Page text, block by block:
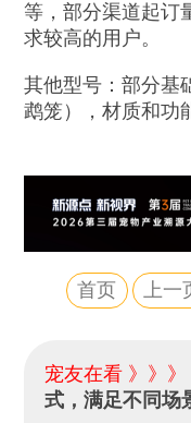
等，部分渠道起订
求较高的用户。
其他型号：部分基
鹉笼），材质和功
首页 上一
宠友在看 》》》
式，满足不同场